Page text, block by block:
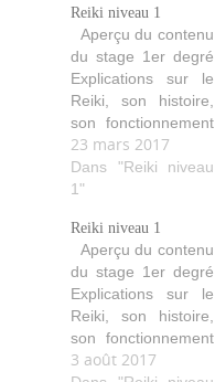
Reiki niveau 1
Aperçu du contenu
du stage 1er degré
Explications sur le
Reiki, son histoire,
son fonctionnement
(comment il agit,
purifie, aide…). Les
quatre initiations
explications ainsi
que les idéaux
Reiki. Les diverses
techniques de soin
avec les positions
des mains pour soi
et les autres.
23 mars 2017
Dans "Reiki niveau
1"
Reiki niveau 1
Aperçu du contenu
du stage 1er degré
Explications sur le
Reiki, son histoire,
son fonctionnement
(comment il agit,
3 août 2017